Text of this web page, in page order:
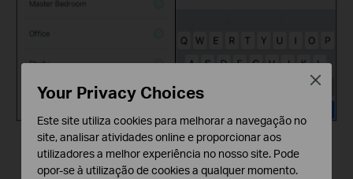
Your Privacy Choices
Este site utiliza cookies para melhorar a navegação no
site, analisar atividades online e proporcionar aos
utilizadores a melhor experiência no nosso site. Pode
opor-se à utilização de cookies a qualquer momento.
Close